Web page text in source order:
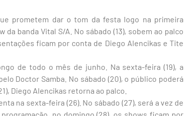
prometem dar o tom da festa logo na primeira
banda Vital S/A. No sábado (13), sobem ao palco
ficam por conta de Diego Alencikas e Tite
de todo o mês de junho. Na sexta-feira (19), a
Doctor Samba. No sábado (20), o público poderá
Diego Alencikas retorna ao palco.
na sexta-feira (26). No sábado (27), será a vez de